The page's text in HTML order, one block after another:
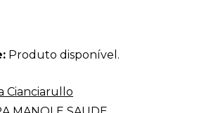
Produto disponível.
Cianciarullo